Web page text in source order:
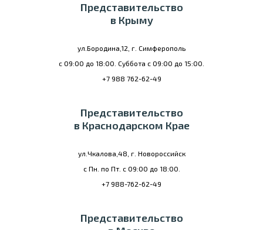
Представительство
в Крыму
ул.Бородина,12, г. Симферополь
с 09:00 до 18:00. Суббота с 09:00 до 15:00.
+7 988 762-62-49
Представительство
в Краснодарском Крае
ул.Чкалова,48, г. Новороссийск
с Пн. по Пт. с 09:00 до 18:00.
+7 988-762-62-49
Представительство